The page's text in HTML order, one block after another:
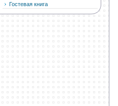
Гостевая книга